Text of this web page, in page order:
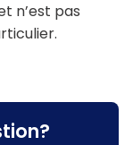
n’est pas